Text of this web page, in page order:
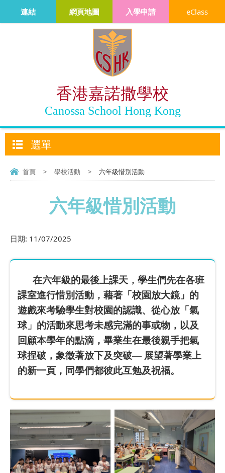
香港嘉諾撒學校
Canossa School Hong Kong
連結 網頁地圖 入學申請 eClass
選單
首頁 > 學校活動 > 六年級惜別活動
六年級惜別活動
日期: 11/07/2025
在六年級的最後上課天，學生們先在各班
課室進行惜別活動，藉著「校園放大鏡」的
遊戲來考驗學生對校園的認識、從心放「氣
球」的活動來思考未感完滿的事或物，以及
回顧本學年的點滴，畢業生在最後親手把氣
球捏破，象徵著放下及突破— 展望著學業上
的新一頁，同學們都彼此互勉及祝福。